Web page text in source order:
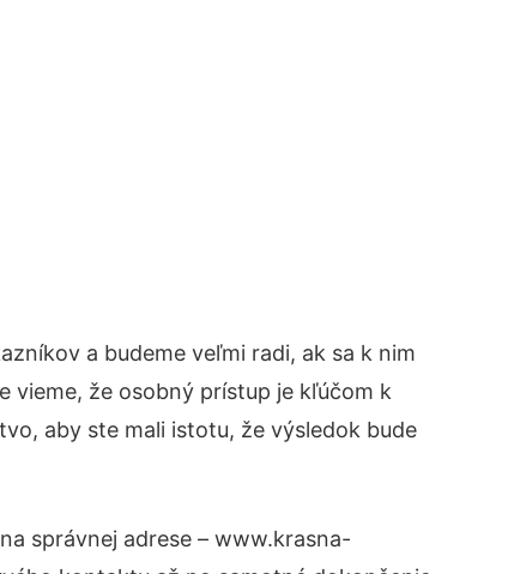
a budeme veľmi radi, ak sa k nim
vieme, že osobný prístup je kľúčom k
aby ste mali istotu, že výsledok bude
správnej adrese – www.krasna-